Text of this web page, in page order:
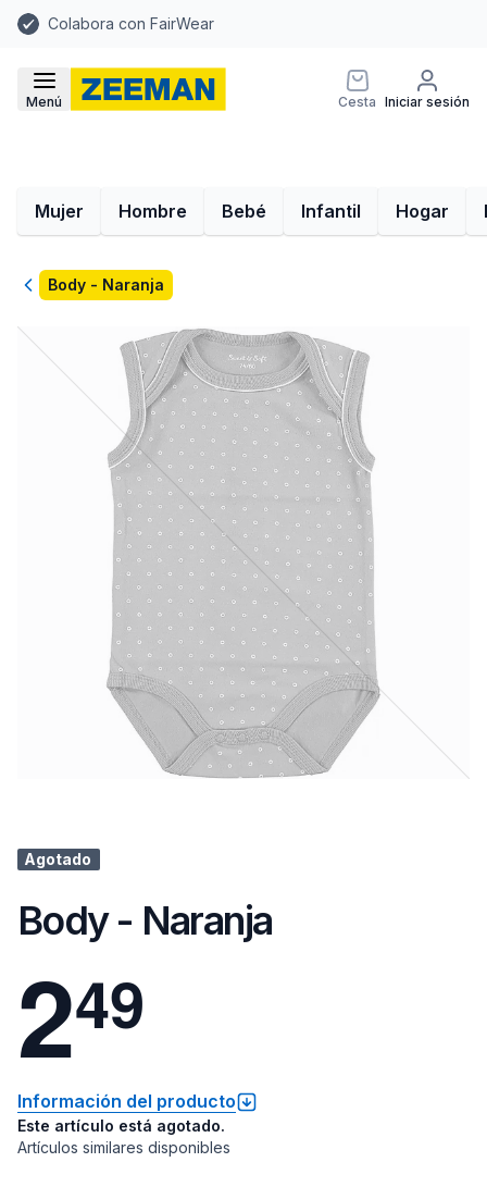
Colabora con FairWear
Menú Cesta Iniciar sesión
Mujer Hombre Bebé Infantil Hogar
VolverBody - Naranja
Agotado
Body - Naranja
249
Información del producto
Este artículo está agotado.
Artículos similares disponibles